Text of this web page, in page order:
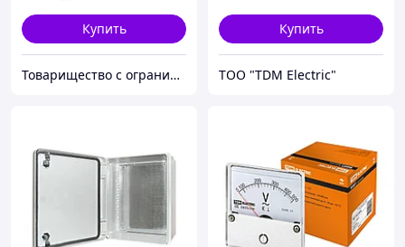
Купить
Товарищество с ограниченной ответственностью "Nabludenie.kz"
Купить
ТОО "TDM Electric"